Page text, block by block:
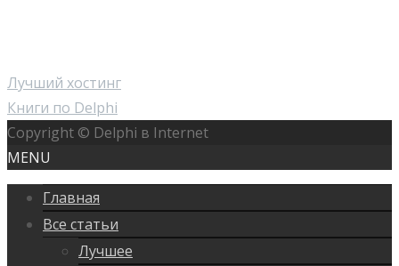
Лучший хостинг
Книги по Delphi
Copyright © Delphi в Internet
MENU
Главная
Все статьи
Лучшее